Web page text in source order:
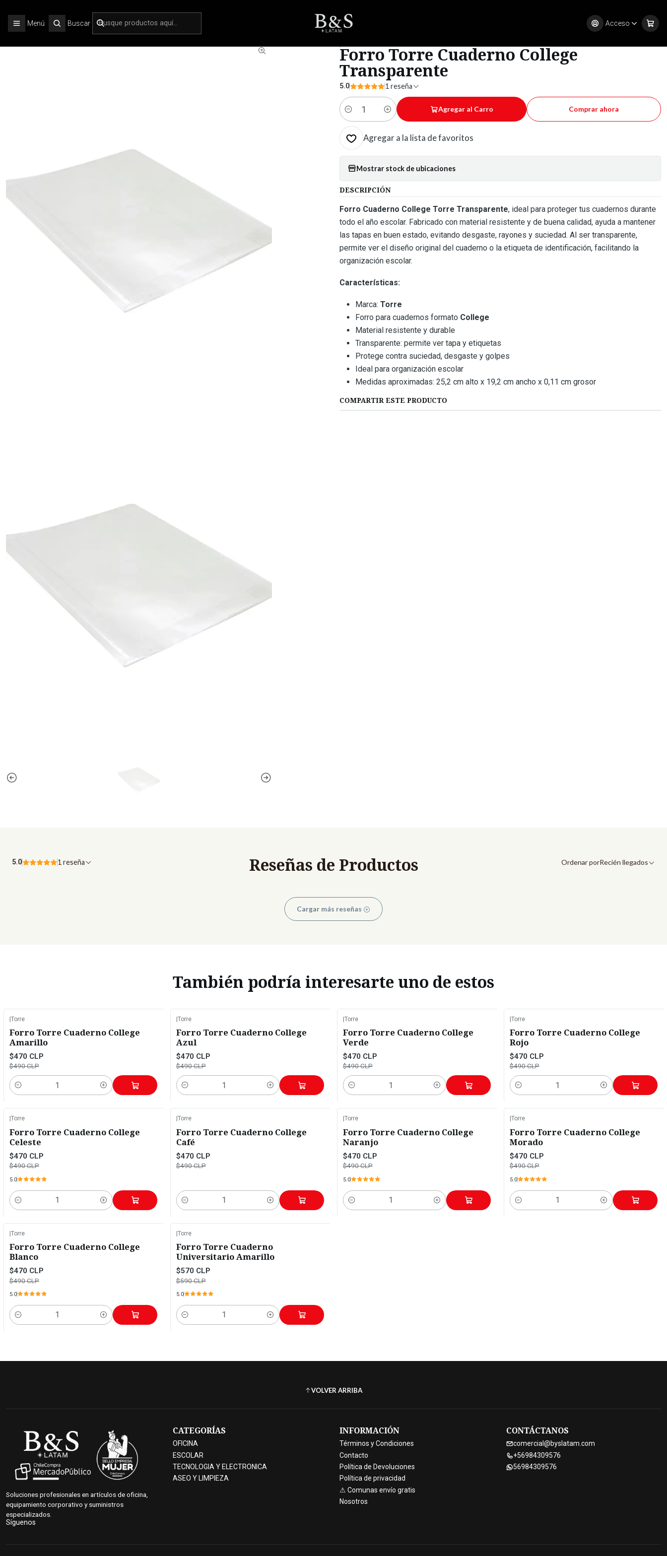
Menú Buscar Acceso
Forro Torre Cuaderno College
Transparente
5.0 1 reseña
Cantidad
Agregar al Carro Comprar ahora
Agregar a la lista de favoritos
Mostrar stock de ubicaciones
DESCRIPCIÓN
Forro Cuaderno College Torre Transparente, ideal para proteger tus cuadernos durante
todo el año escolar. Fabricado con material resistente y de buena calidad, ayuda a mantener
las tapas en buen estado, evitando desgaste, rayones y suciedad. Al ser transparente,
permite ver el diseño original del cuaderno o la etiqueta de identificación, facilitando la
organización escolar.
Características:
Marca: Torre
Forro para cuadernos formato College
Material resistente y durable
Transparente: permite ver tapa y etiquetas
Protege contra suciedad, desgaste y golpes
Ideal para organización escolar
Medidas aproximadas: 25,2 cm alto x 19,2 cm ancho x 0,11 cm grosor
COMPARTIR ESTE PRODUCTO
Reseñas de Productos
5.0 1 reseña Ordenar porRecién llegados
Cargar más reseñas
También podría interesarte uno de estos
|Torre
Forro Torre Cuaderno College
Amarillo
$470 CLP
$490 CLP
Cantidad
|Torre
Forro Torre Cuaderno College
Azul
$470 CLP
$490 CLP
Cantidad
|Torre
Forro Torre Cuaderno College
Verde
$470 CLP
$490 CLP
Cantidad
|Torre
Forro Torre Cuaderno College
Rojo
$470 CLP
$490 CLP
Cantidad
Torre
Forro Torre Cuaderno College
Celeste
$470 CLP
$490 CLP
5.0
Cantidad
Torre
Forro Torre Cuaderno College
Café
$470 CLP
$490 CLP
Cantidad
Torre
Forro Torre Cuaderno College
Naranjo
$470 CLP
$490 CLP
5.0
Cantidad
Torre
Forro Torre Cuaderno College
Morado
$470 CLP
$490 CLP
5.0
Cantidad
|Torre
Forro Torre Cuaderno College
Blanco
$470 CLP
$490 CLP
5.0
Cantidad
|Torre
Forro Torre Cuaderno
Universitario Amarillo
$570 CLP
$590 CLP
5.0
Cantidad
VOLVER ARRIBA
Soluciones profesionales en artículos de oficina,
equipamiento corporativo y suministros
especializados.
Síguenos
CATEGORÍAS
OFICINA
ESCOLAR
TECNOLOGIA Y ELECTRONICA
ASEO Y LIMPIEZA
INFORMACIÓN
Términos y Condiciones
Contacto
Política de Devoluciones
Política de privacidad
⚠ Comunas envío gratis
Nosotros
CONTÁCTANOS
comercial@byslatam.com
+56984309576
56984309576